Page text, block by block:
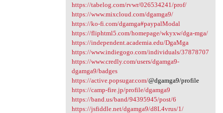
https://tabelog.com/rvwr/026534241/prof/
https://www.mixcloud.com/dgamga9/
https://ko-fi.com/dgamga#paypalModal
https://fliphtml5.com/homepage/wkyxw/dga-mga/
https://independent.academia.edu/DgaMga
https://www.indiegogo.com/individuals/37878707
https://www.credly.com/users/dgamga9-
dgamga9/badges
https://active.popsugar.com/@dgamga9/profile
https://camp-fire.jp/profile/dgamga9
https://band.us/band/94395945/post/6
https://jsfiddle.net/dgamga9/d8L4vrus/1/